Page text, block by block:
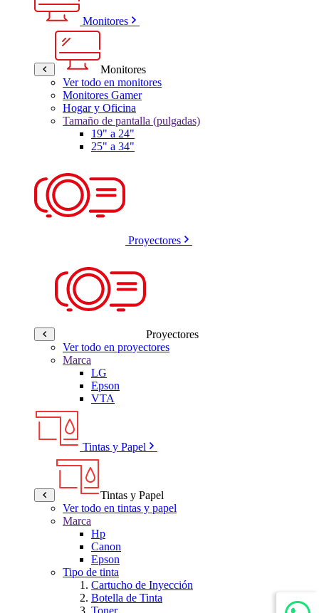
Monitores
Monitores
Ver todo en monitores
Monitores Gamer
Hogar y Oficina
Tamaño de pantalla (pulgadas)
19" a 24"
25" a 34"
Proyectores
Proyectores
Ver todo en proyectores
Marca
LG
Epson
VTA
Tintas y Papel
Tintas y Papel
Ver todo en tintas y papel
Marca
Hp
Canon
Epson
Tipo de tinta
Cartucho de Inyección
Botella de Tinta
Toner